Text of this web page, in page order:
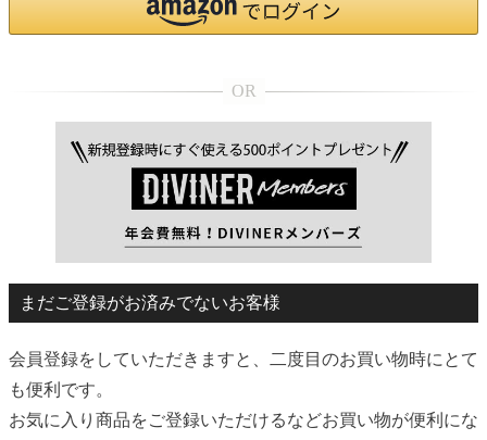
まだご登録がお済みでないお客様
会員登録をしていただきますと、二度目のお買い物時にとて
も便利です。
お気に入り商品をご登録いただけるなどお買い物が便利にな